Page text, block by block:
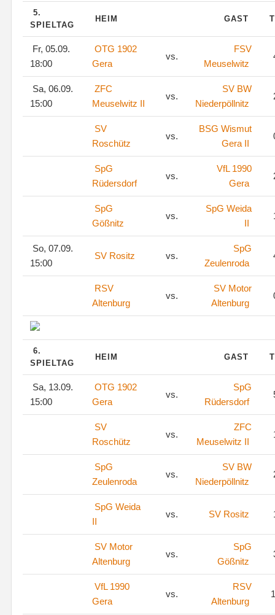
5.
SPIELTAG
HEIM GAST
Fr, 05.09.
18:00
OTG 1902
Gera
vs.
FSV
Meuselwitz
Sa, 06.09.
15:00
ZFC
Meuselwitz II
vs.
SV BW
Niederpöllnitz
SV
Roschütz
vs.
BSG Wismut
Gera II
SpG
Rüdersdorf
vs.
VfL 1990
Gera
SpG
Gößnitz
vs.
SpG Weida
II
So, 07.09.
15:00
SV Rositz vs.
SpG
Zeulenroda
RSV
Altenburg
vs.
SV Motor
Altenburg
6.
SPIELTAG
HEIM GAST
Sa, 13.09.
15:00
OTG 1902
Gera
vs.
SpG
Rüdersdorf
SV
Roschütz
vs.
ZFC
Meuselwitz II
SpG
Zeulenroda
vs.
SV BW
Niederpöllnitz
SpG Weida
II
vs. SV Rositz
SV Motor
Altenburg
vs.
SpG
Gößnitz
VfL 1990
Gera
vs.
RSV
Altenburg